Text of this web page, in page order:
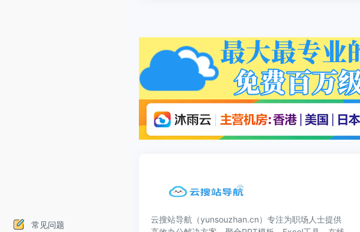
常见问题
云搜站导航（yunsouzhan.cn）专注为职场人士提供